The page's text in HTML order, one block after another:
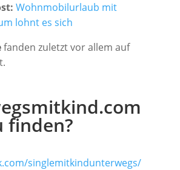
Wohnmobilurlaub mit
lohnt es sich
fanden zuletzt vor allem auf
finden?
singlemitkindunterwegs/